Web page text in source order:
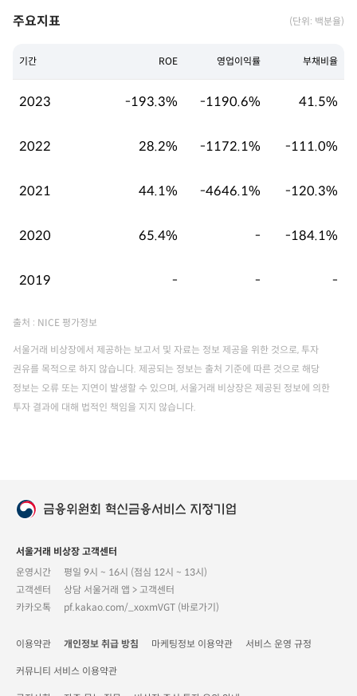
주요지표 (단위: 백분율)
기간 ROE 영업이익률 부채비율
2023 -193.3% -1190.6% 41.5%
2022 28.2% -1172.1% -111.0%
2021 44.1% -4646.1% -120.3%
2020 65.4% - -184.1%
2019 - - -
출처 : NICE 평가정보
서울거래 비상장에서 제공하는 보고서 및 자료는 정보 제공을 위한 것으로, 투자
권유를 목적으로 하지 않습니다. 제공되는 정보는 출처 기준에 따른 것으로 해당
정보는 오류 또는 지연이 발생할 수 있으며, 서울거래 비상장은 제공된 정보에 의한
투자 결과에 대해 법적인 책임을 지지 않습니다.
서울거래 비상장 고객센터
운영시간
평일 9시 ~ 16시 (점심 12시 ~ 13시)
고객센터
상담 서울거래 앱 > 고객센터
카카오톡
pf.kakao.com/_xoxmVGT (바로가기)
이용약관 개인정보 취급 방침 마케팅정보 이용약관 서비스 운영 규정
커뮤니티 서비스 이용약관